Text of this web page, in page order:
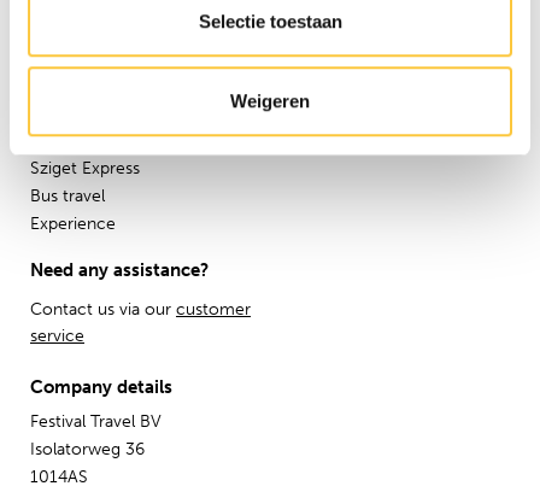
Selectie toestaan
Weigeren
Newsletter
Group travel
Sziget Express
Bus travel
Experience
Need any assistance?
Contact us via our customer
service
Company details
Festival Travel BV
Isolatorweg 36
1014AS